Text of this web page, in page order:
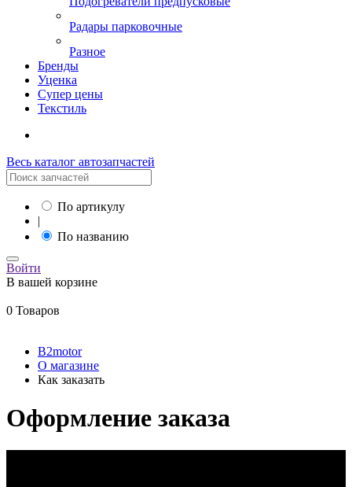
Радары парковочные
Разное
Бренды
Уценка
Супер цены
Текстиль
Весь каталог автозапчастей
По артикулу
|
По названию
Войти
В вашей корзине
0 Товаров
B2motor
О магазине
Как заказать
Оформление заказа